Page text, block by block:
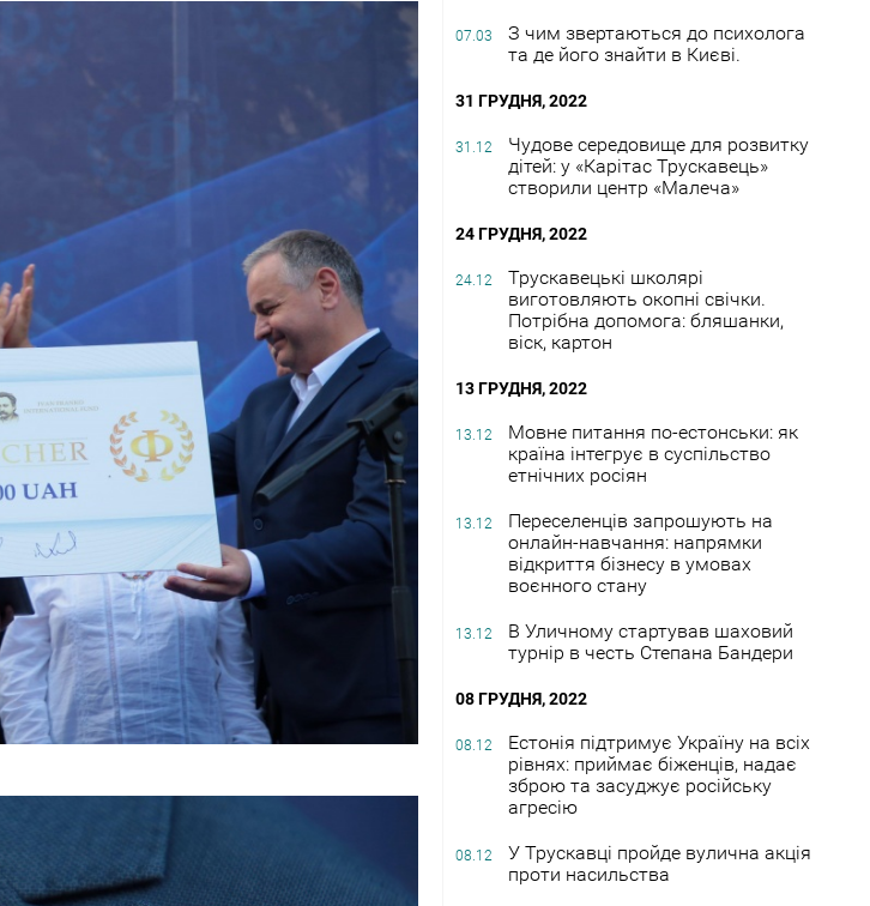
07.03
З чим звертаються до психолога
та де його знайти в Києві.
31 ГРУДНЯ, 2022
31.12
Чудове середовище для розвитку
дітей: у «Карітас Трускавець»
створили центр «Малеча»
24 ГРУДНЯ, 2022
24.12
Трускавецькі школярі
виготовляють окопні свічки.
Потрібна допомога: бляшанки,
віск, картон
13 ГРУДНЯ, 2022
13.12
Мовне питання по-естонськи: як
країна інтегрує в суспільство
етнічних росіян
13.12
Переселенців запрошують на
онлайн-навчання: напрямки
відкриття бізнесу в умовах
воєнного стану
13.12
В Уличному стартував шаховий
турнір в честь Степана Бандери
08 ГРУДНЯ, 2022
08.12
Естонія підтримує Україну на всіх
рівнях: приймає біженців, надає
зброю та засуджує російську
агресію
08.12
У Трускавці пройде вулична акція
проти насильства